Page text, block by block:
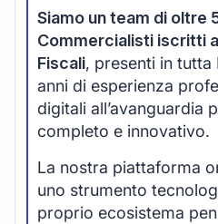
Siamo un team di oltre
Commercialisti iscritti
Fiscali, presenti in tutta
anni di esperienza
digitali all’avanguardia
completo e innovativo.
La nostra piattaforma
uno strumento
proprio ecosistema